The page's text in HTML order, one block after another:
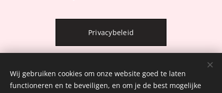
Privacybeleid
Algemene Voorwaarden
Wij gebruiken cookies om onze website goed te laten
functioneren en te beveiligen, en om je de best mogelijke